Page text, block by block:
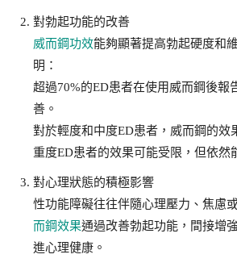
對勃起功能的改善
威而鋼功效能夠顯著提高勃起硬度和
明：
超過70%的ED患者在使用威而鋼後報
善。
對於輕度和中度ED患者，威而鋼的效
重度ED患者的效果可能受限，但依然
對心理狀態的積極影響
性功能障礙往往伴隨心理壓力、焦慮
而鋼效果通過改善勃起功能，間接增
進心理健康。